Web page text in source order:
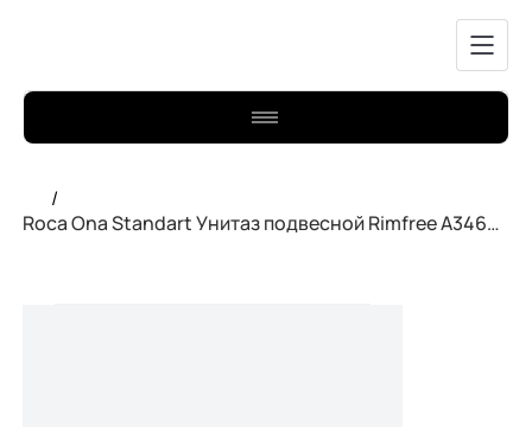
/
Roca Ona Standart Унитаз подвесной Rimfree A346687000